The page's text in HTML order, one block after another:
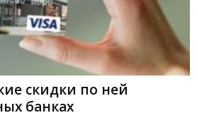
скидки по ней
банках